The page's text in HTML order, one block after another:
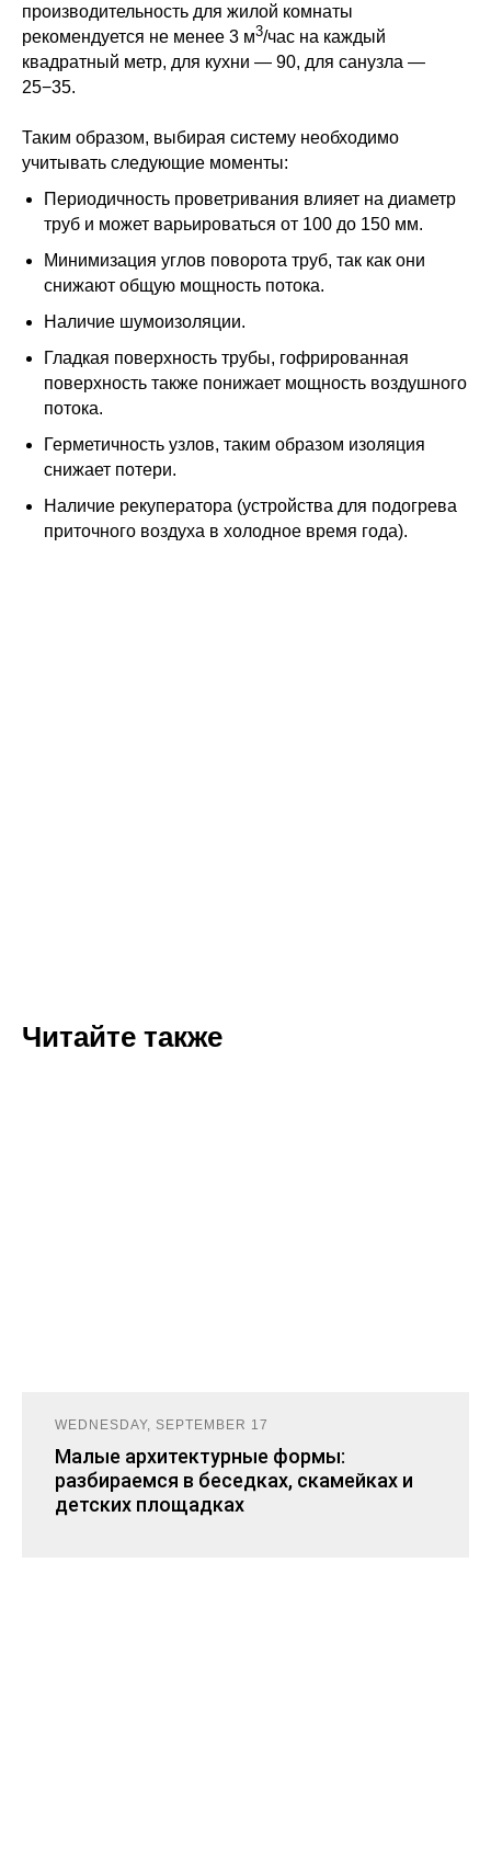
производительность для жилой комнаты
рекомендуется не менее 3 м3/час на каждый
квадратный метр, для кухни — 90, для санузла —
25−35.
Таким образом, выбирая систему необходимо
учитывать следующие моменты:
Периодичность проветривания влияет на диаметр
труб и может варьироваться от 100 до 150 мм.
Минимизация углов поворота труб, так как они
снижают общую мощность потока.
Наличие шумоизоляции.
Гладкая поверхность трубы, гофрированная
поверхность также понижает мощность воздушного
потока.
Герметичность узлов, таким образом изоляция
снижает потери.
Наличие рекуператора (устройства для подогрева
приточного воздуха в холодное время года).
Читайте также
WEDNESDAY, SEPTEMBER 17
Малые архитектурные формы:
разбираемся в беседках, скамейках и
детских площадках